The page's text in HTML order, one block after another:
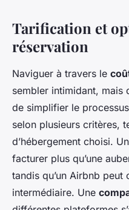
Tarification et
réservation
Naviguer à travers le
sembler intimidant, mais
de simplifier le
selon plusieurs critères,
d’hébergement choisi.
facturer plus qu’une
tandis qu’un Airbnb
intermédiaire. Une